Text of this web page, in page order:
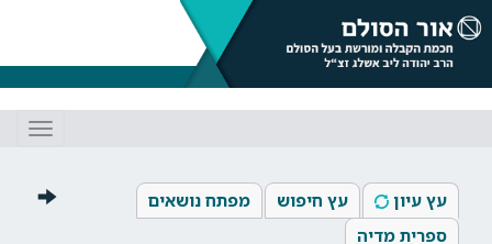
עץ עיון עץ חיפוש
מפתח נושאים
ספרית מדיה